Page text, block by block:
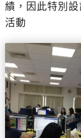
績，因此特別
活動